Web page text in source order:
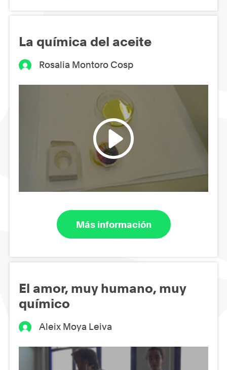
La química del aceite
Rosalia Montoro Cosp
Más información
El amor, muy humano, muy
químico
Aleix Moya Leiva